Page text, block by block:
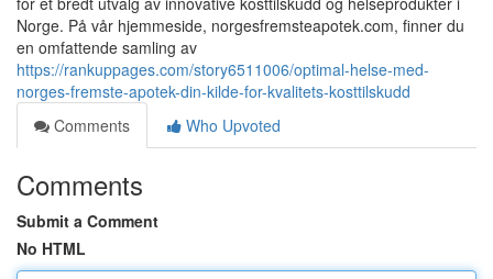
Norge. På vår hjemmeside, norgesfremsteapotek.com, finner du
en omfattende samling av
https://rankuppages.com/story6511006/optimal-helse-med-
norges-fremste-apotek-din-kilde-for-kvalitets-kosttilskudd
Comments
Who Upvoted
Comments
Submit a Comment
No HTML